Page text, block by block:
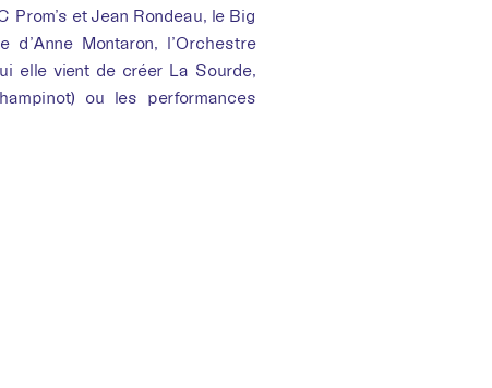
et Jean Rondeau, le Big
Montaron, l’Orchestre
elle vient de créer La Sourde,
ou les performances